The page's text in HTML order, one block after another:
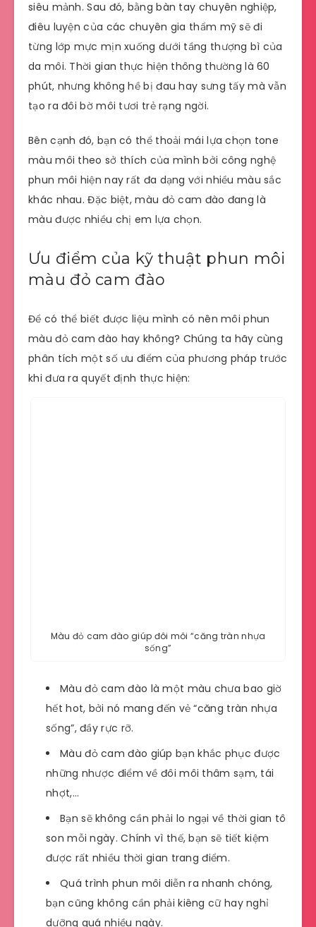
siêu mảnh. Sau đó, bằng bàn tay chuyên nghiệp,
điêu luyện của các chuyên gia thẩm mỹ sẽ đi
từng lớp mực mịn xuống dưới tầng thượng bì của
da môi. Thời gian thực hiện thông thường là 60
phút, nhưng không hề bị đau hay sưng tấy mà vẫn
tạo ra đôi bờ môi tươi trẻ rạng ngời.
Bên cạnh đó, bạn có thể thoải mái lựa chọn tone
màu môi theo sở thích của mình bởi công nghệ
phun môi hiện nay rất đa dạng với nhiều màu sắc
khác nhau. Đặc biệt, màu đỏ cam đào đang là
màu được nhiều chị em lựa chọn.
Ưu điểm của kỹ thuật phun môi
màu đỏ cam đào
Để có thể biết được liệu mình có nên môi phun
màu đỏ cam đào hay không? Chúng ta hãy cùng
phân tích một số ưu điểm của phương pháp trước
khi đưa ra quyết định thực hiện:
Màu đỏ cam đào giúp đôi môi “căng tràn nhựa
sống”
Màu đỏ cam đào là một màu chưa bao giờ
hết hot, bởi nó mang đến vẻ “căng tràn nhựa
sống”, đầy rực rỡ.
Màu đỏ cam đào giúp bạn khắc phục được
những nhược điểm về đôi môi thâm sạm, tái
nhợt,…
Bạn sẽ không cần phải lo ngại về thời gian tô
son mỗi ngày. Chính vì thế, bạn sẽ tiết kiệm
được rất nhiều thời gian trang điểm.
Quá trình phun môi diễn ra nhanh chóng,
bạn cũng không cần phải kiêng cữ hay nghỉ
dưỡng quá nhiều ngày.